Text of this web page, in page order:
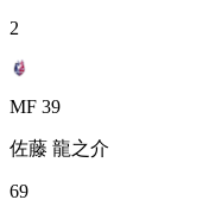
2
MF 39
佐藤 龍之介
69